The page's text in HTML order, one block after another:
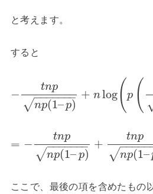
と考えます。
すると
−
tnp
np(1–p)
− −
−−−−−
√
+ nlog(p (
= −
tnp
np(1– p)
− −
−−−−−
√
+
tnp
np(1–
−−−−−
√
ここで、最後の項を含めたもの